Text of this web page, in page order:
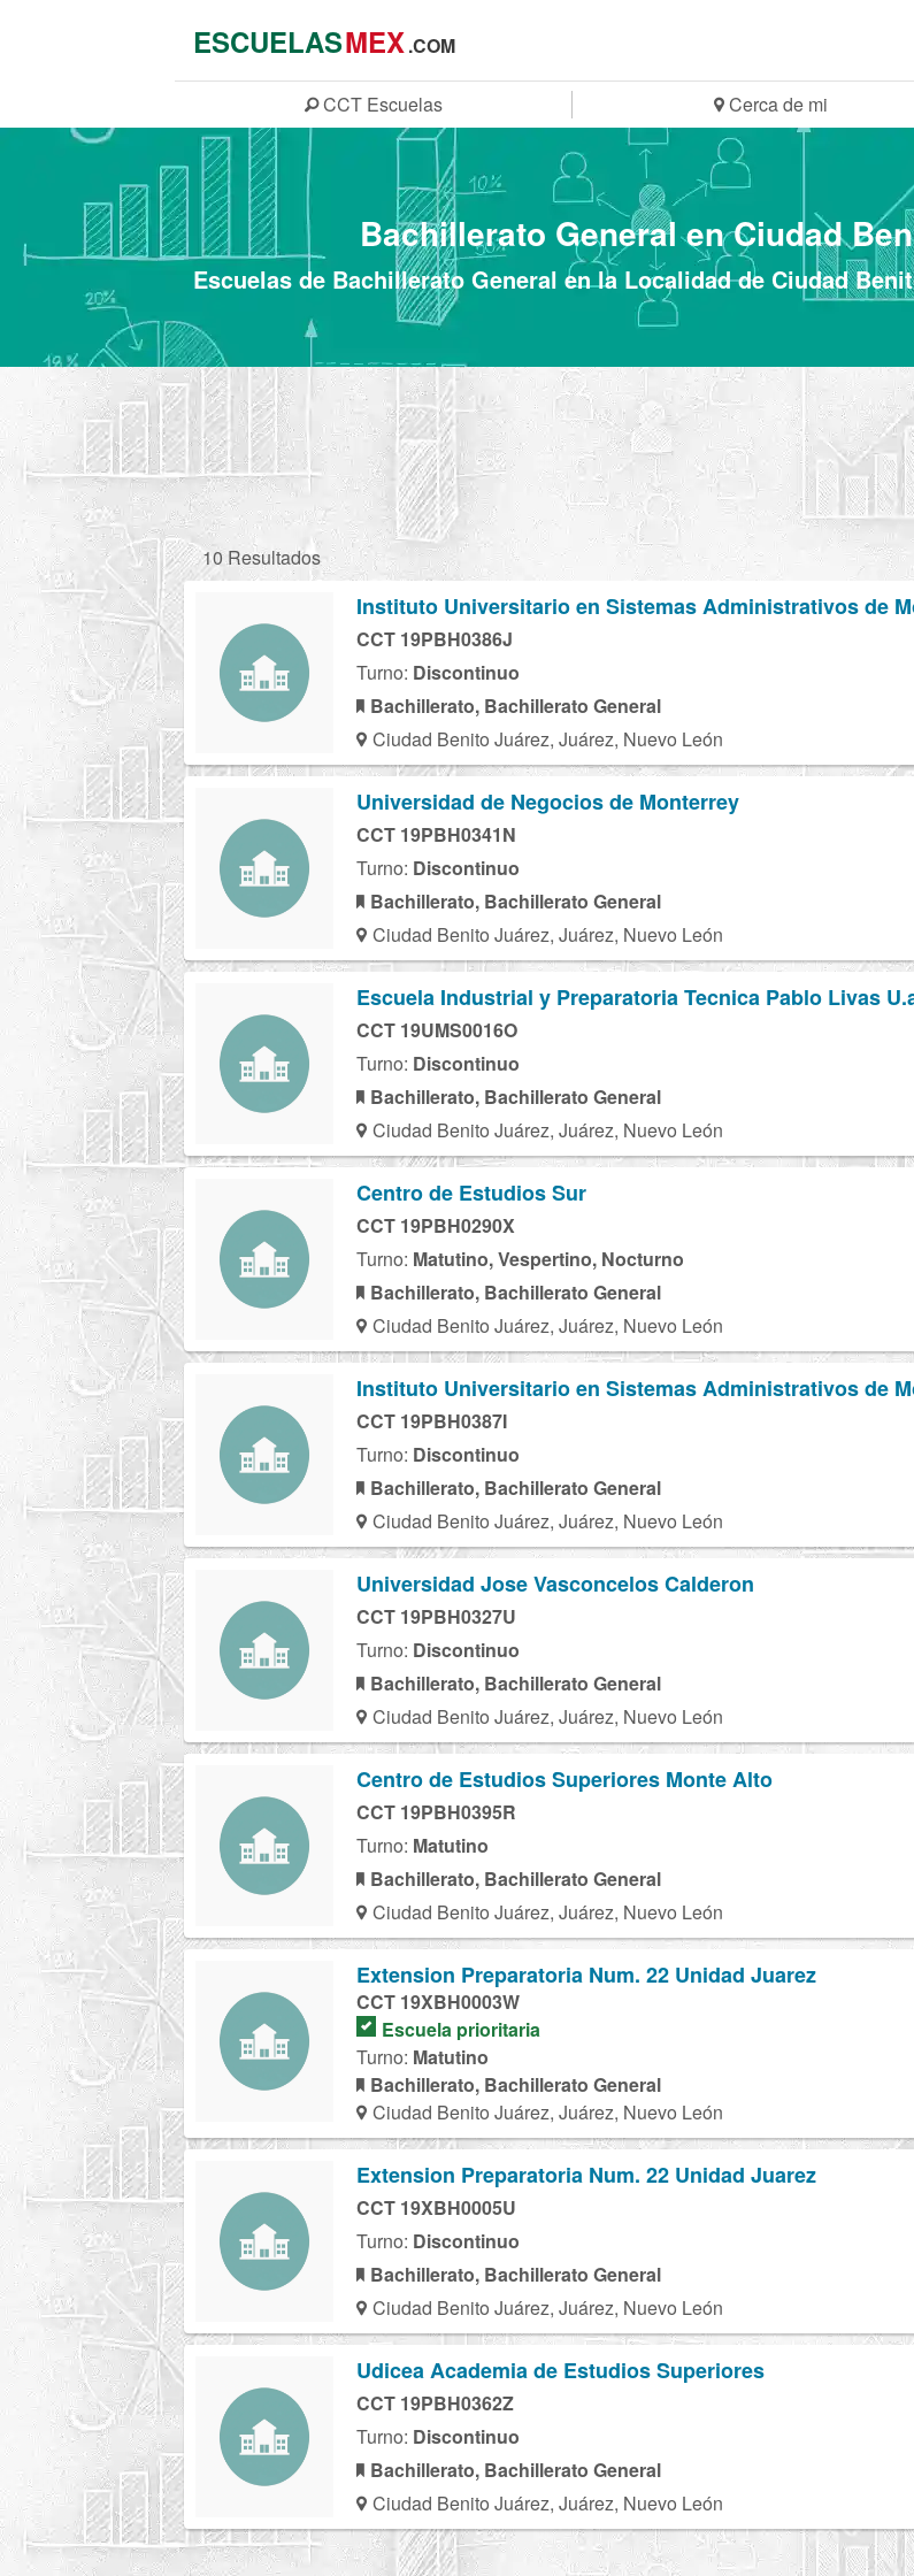
ESCUELASMEX.COM
CCT Escuelas Cerca de mi
Bachillerato General en Ciudad
Escuelas de Bachillerato General en la Localidad de Ciudad
10 Resultados
Instituto Universitario en Sistemas Administrativos de
CCT 19PBH0386J
Turno: Discontinuo
Bachillerato, Bachillerato General
Ciudad Benito Juárez, Juárez, Nuevo León
Universidad de Negocios de Monterrey
CCT 19PBH0341N
Turno: Discontinuo
Bachillerato, Bachillerato General
Ciudad Benito Juárez, Juárez, Nuevo León
Escuela Industrial y Preparatoria Tecnica Pablo Livas
CCT 19UMS0016O
Turno: Discontinuo
Bachillerato, Bachillerato General
Ciudad Benito Juárez, Juárez, Nuevo León
Centro de Estudios Sur
CCT 19PBH0290X
Turno: Matutino, Vespertino, Nocturno
Bachillerato, Bachillerato General
Ciudad Benito Juárez, Juárez, Nuevo León
Instituto Universitario en Sistemas Administrativos de
CCT 19PBH0387I
Turno: Discontinuo
Bachillerato, Bachillerato General
Ciudad Benito Juárez, Juárez, Nuevo León
Universidad Jose Vasconcelos Calderon
CCT 19PBH0327U
Turno: Discontinuo
Bachillerato, Bachillerato General
Ciudad Benito Juárez, Juárez, Nuevo León
Centro de Estudios Superiores Monte Alto
CCT 19PBH0395R
Turno: Matutino
Bachillerato, Bachillerato General
Ciudad Benito Juárez, Juárez, Nuevo León
Extension Preparatoria Num. 22 Unidad Juarez
CCT 19XBH0003W
Escuela prioritaria
Turno: Matutino
Bachillerato, Bachillerato General
Ciudad Benito Juárez, Juárez, Nuevo León
Extension Preparatoria Num. 22 Unidad Juarez
CCT 19XBH0005U
Turno: Discontinuo
Bachillerato, Bachillerato General
Ciudad Benito Juárez, Juárez, Nuevo León
Udicea Academia de Estudios Superiores
CCT 19PBH0362Z
Turno: Discontinuo
Bachillerato, Bachillerato General
Ciudad Benito Juárez, Juárez, Nuevo León